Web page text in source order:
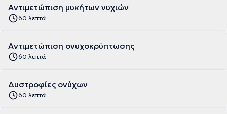
Αντιμετώπιση μυκήτων νυχιών
60 λεπτά
Αντιμετώπιση ονυχοκρύπτωσης
60 λεπτά
Δυστροφίες ονύχων
60 λεπτά